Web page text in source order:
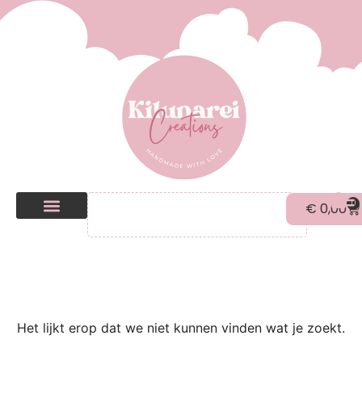
€ 0,00 0
Het lijkt erop dat we niet kunnen vinden wat je zoekt.